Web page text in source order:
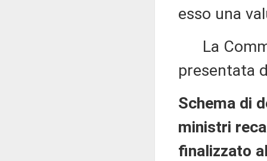
esso una
La
presentata
Schema di
ministri
finalizzato